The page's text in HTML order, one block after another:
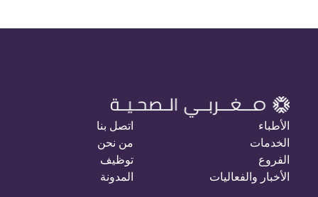
الأطباء
الخدمات
الفروع
الأخبار والفعاليات
اتصل بنا
من نحن
توظيف
المدونة